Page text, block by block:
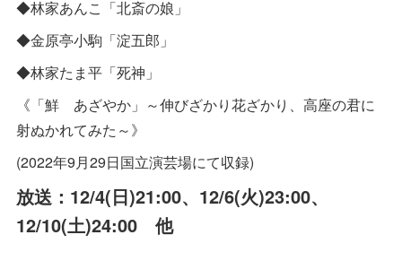
◆林家あんこ「北斎の娘」
◆金原亭小駒「淀五郎」
◆林家たま平「死神」
《「鮮 あざやか」～伸びざかり花ざかり、高座の君に
射ぬかれてみた～》
(2022年9月29日国立演芸場にて収録)
放送：12/4(日)21:00、12/6(火)23:00、
12/10(土)24:00 他